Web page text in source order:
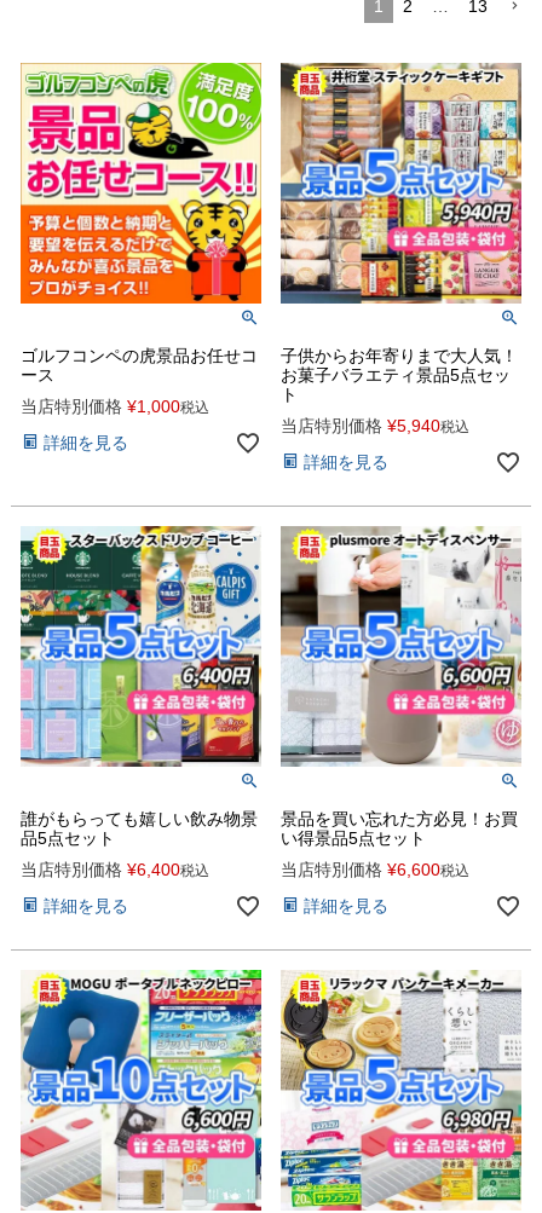
1 2 13
ゴルフコンペの虎景品お任せコ
ース
当店特別価格 ¥1,000税込
詳細を見る
子供からお年寄りまで大人気！
お菓子バラエティ景品5点セッ
ト
当店特別価格 ¥5,940税込
詳細を見る
誰がもらっても嬉しい飲み物景
品5点セット
当店特別価格 ¥6,400税込
詳細を見る
景品を買い忘れた方必見！お買
い得景品5点セット
当店特別価格 ¥6,600税込
詳細を見る